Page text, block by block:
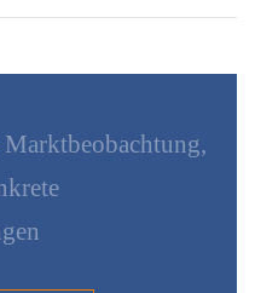
Marktbeobachtung,